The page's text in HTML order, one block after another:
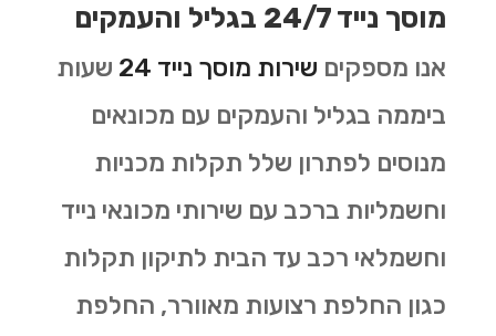
מוסך נייד 24/7 בגליל והעמקים
אנו מספקים שירות מוסך נייד 24
שעות
ביממה בגליל והעמקים עם מכונאים
מנוסים לפתרון שלל תקלות מכניות
וחשמליות ברכב עם שירותי מכונאי נייד
וחשמלאי רכב עד הבית לתיקון תקלות
כגון החלפת רצועות מאוורר, החלפת